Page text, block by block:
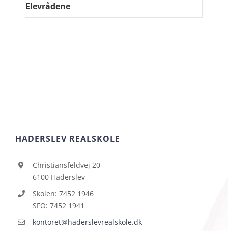
Elevrådene
HADERSLEV REALSKOLE
Christiansfeldvej 20
6100 Haderslev
Skolen: 7452 1946
SFO: 7452 1941
kontoret@haderslevrealskole.dk